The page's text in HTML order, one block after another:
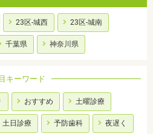
23区-城西 23区-城南
千葉県 神奈川県
キーワード
おすすめ 土曜診療
土日診療 予防歯科 夜遅く